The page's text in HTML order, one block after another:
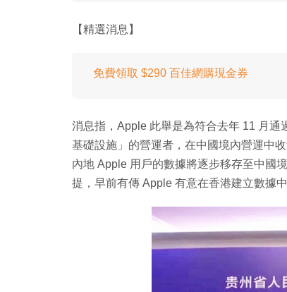
【精選消息】
免費領取 $290 百佳網購現金券
消息指，Apple 此舉是為符合去年 11 月通
基礎設施」的營運者，在中國境內營運中
內地 Apple 用戶的數據將逐步移存至中國
提，早前有傳 Apple 有意在香港建立數據